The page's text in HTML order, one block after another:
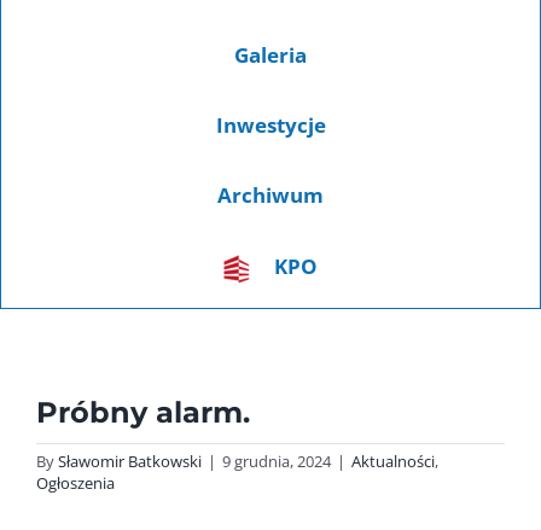
Galeria
Inwestycje
Zadania realizowane z państwowych funduszy celowych
Polski Ład
Archiwum
KPO
Próbny alarm.
BySławomir Batkowski | 9 grudnia, 2024 | Aktualności,
Ogłoszenia